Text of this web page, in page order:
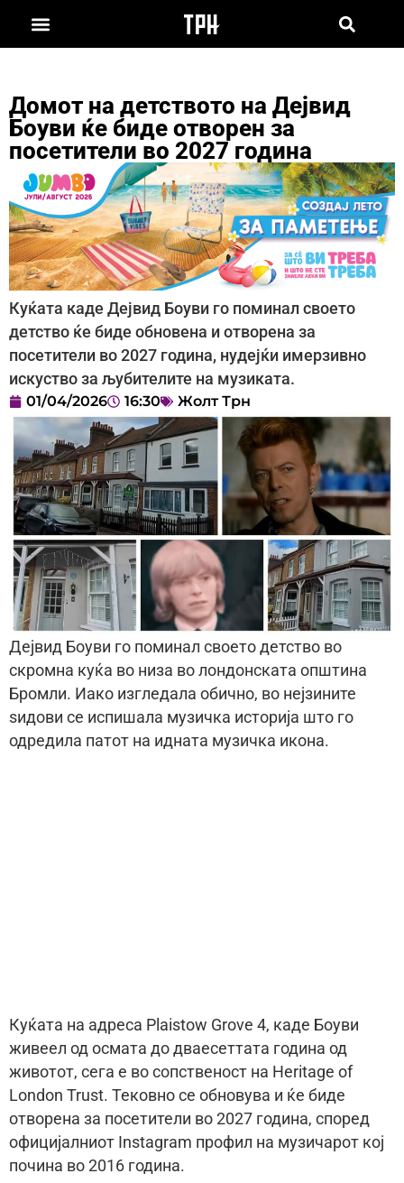
Домот на детството на Дејвид
Боуви ќе биде отворен за
посетители во 2027 година
Куќата каде Дејвид Боуви го поминал своето
детство ќе биде обновена и отворена за
посетители во 2027 година, нудејќи имерзивно
искуство за љубителите на музиката.
01/04/2026 16:30 Жолт Трн
Дејвид Боуви го поминал своето детство во
скромна куќа во низа во лондонската општина
Бромли. Иако изгледала обично, во нејзините
ѕидови се испишала музичка историја што го
одредила патот на идната музичка икона.
Куќата на адреса Plaistow Grove 4, каде Боуви
живеел од осмата до дваесеттата година од
животот, сега е во сопственост на Heritage of
London Trust. Тековно се обновува и ќе биде
отворена за посетители во 2027 година, според
официјалниот Instagram профил на музичарот кој
почина во 2016 година.